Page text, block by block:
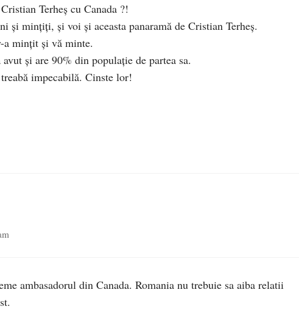
Terheş cu Canada ?!
şi minţiţi, şi voi şi aceasta panaramă de Cristian Terheş.
a minţit şi vă minte.
şi are 90% din populaţie de partea sa.
impecabilă. Cinste lor!
ambasadorul din Canada. Romania nu trebuie sa aiba relatii